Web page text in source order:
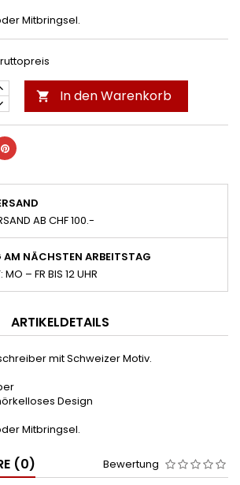
Mitbringsel.
 In den Warenkorb
AB CHF 100.-
AM NÄCHSTEN ARBEITSTAG
MO – FR BIS 12 UHR
ARTIKELDETAILS
mit Schweizer Motiv.
Design
Mitbringsel.
(0) Bewertung